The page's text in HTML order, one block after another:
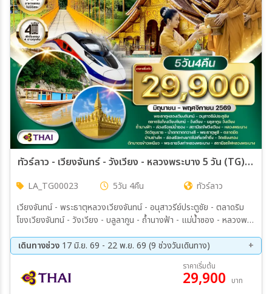
ทัวร์ลาว - เวียงจันทร์ - วังเวียง - หลวงพระบาง 5 วัน (TG) JUN - NOV 2026
LA_TG00023 5วัน 4คืน
ทัวร์ลาว
เวียงจันทน์ - พระธาตุหลวงเวียงจันทน์ - อนุสาวรีย์ประตูชัย - ตลาดริม
โขงเวียงจันทน์ - วังเวียง - บลูลากูน - ถ้ำนางฟ้า - แม่น้ำซอง - หลวงพระ
บาง - บ้านซ่างไห - ถ้ำติ่ง - วัดเชียงทอง - ตักบาตรข้าวเหนียว -
พระราชวังเก่าหลวงพระบาง
เดินทางช่วง 17 มิ.ย. 69 - 22 พ.ย. 69 (9 ช่วงวันเดินทาง)
26 ส.ค. 69 - 30 ส.ค. 69
09 ก.ย. 69 - 13 ก.ย. 69
23 ก.ย. 69 - 27 ก.ย. 69
07 ต.ค. 69 - 11 ต.ค. 69
09 ต.ค. 69 - 13 ต.ค. 69
ราคาเริ่มต้น
29,900 บาท